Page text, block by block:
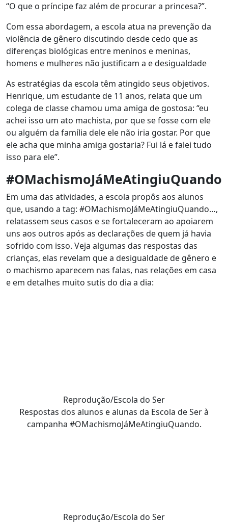
“O que o príncipe faz além de procurar a princesa?”.
Com essa abordagem, a escola atua na prevenção da
violência de gênero discutindo desde cedo que as
diferenças biológicas entre meninos e meninas,
homens e mulheres não justificam a e desigualdade
As estratégias da escola têm atingido seus objetivos.
Henrique, um estudante de 11 anos, relata que um
colega de classe chamou uma amiga de gostosa: “eu
achei isso um ato machista, por que se fosse com ele
ou alguém da família dele ele não iria gostar. Por que
ele acha que minha amiga gostaria? Fui lá e falei tudo
isso para ele”.
#OMachismoJáMeAtingiuQuando
Em uma das atividades, a escola propôs aos alunos
que, usando a tag: #OMachismoJáMeAtingiuQuando…,
relatassem seus casos e se fortaleceram ao apoiarem
uns aos outros após as declarações de quem já havia
sofrido com isso. Veja algumas das respostas das
crianças, elas revelam que a desigualdade de gênero e
o machismo aparecem nas falas, nas relações em casa
e em detalhes muito sutis do dia a dia:
Reprodução/Escola do Ser
Respostas dos alunos e alunas da Escola de Ser à
campanha #OMachismoJáMeAtingiuQuando.
Reprodução/Escola do Ser